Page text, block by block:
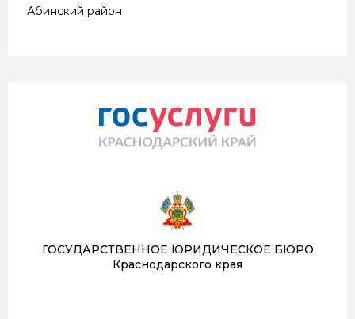
Абинский район
ГОСУДАРСТВЕННОЕ ЮРИДИЧЕСКОЕ БЮРО
Краснодарского края